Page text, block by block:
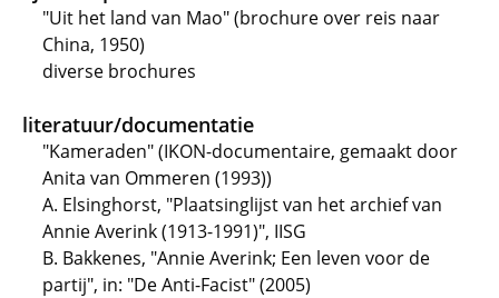
"Uit het land van Mao" (brochure over reis naar
China, 1950)
diverse brochures
literatuur/documentatie
"Kameraden" (IKON-documentaire, gemaakt door
Anita van Ommeren (1993))
A. Elsinghorst, "Plaatsinglijst van het archief van
Annie Averink (1913-1991)", IISG
B. Bakkenes, "Annie Averink; Een leven voor de
partij", in: "De Anti-Facist" (2005)